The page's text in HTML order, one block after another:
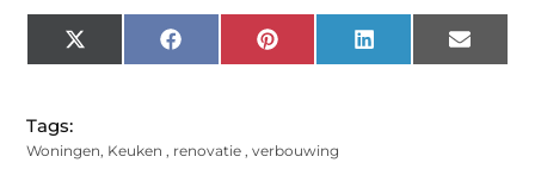
X
(Twitter)
Facebook Pinterest LinkedIn Email
Tags:
Woningen, Keuken , renovatie ,verbouwing